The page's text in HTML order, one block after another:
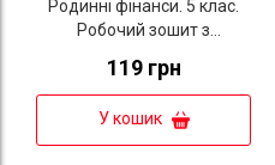
Родинні фінанси. 5 клас.
Робочий зошит з
119 грн
У кошик